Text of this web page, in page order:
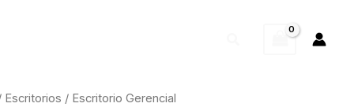
Escritorios / Escritorio Gerencial